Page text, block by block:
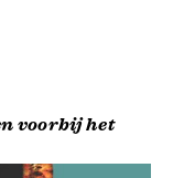
voorbij het